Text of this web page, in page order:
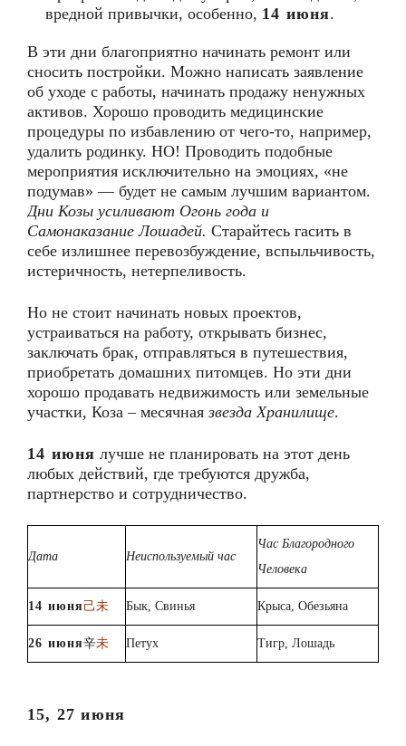
вредной привычки, особенно, 14 июня.
В эти дни благоприятно начинать ремонт или
сносить постройки. Можно написать заявление
об уходе с работы, начинать продажу ненужных
активов. Хорошо проводить медицинские
процедуры по избавлению от чего-то, например,
удалить родинку. НО! Проводить подобные
мероприятия исключительно на эмоциях, «не
подумав» — будет не самым лучшим вариантом.
Дни Козы усиливают Огонь года и
Самонаказание Лошадей. Старайтесь гасить в
себе излишнее перевозбуждение, вспыльчивость,
истеричность, нетерпеливость.
Но не стоит начинать новых проектов,
устраиваться на работу, открывать бизнес,
заключать брак, отправляться в путешествия,
приобретать домашних питомцев. Но эти дни
хорошо продавать недвижимость или земельные
участки, Коза – месячная звезда Хранилище.
14 июня лучше не планировать на этот день
любых действий, где требуются дружба,
партнерство и сотрудничество.
Дата Неиспользуемый час
Час Благородного
Человека
14 июня 己未 Бык, Свинья Крыса, Обезьяна
26 июня辛未 Петух Тигр, Лошадь
15, 27 июня